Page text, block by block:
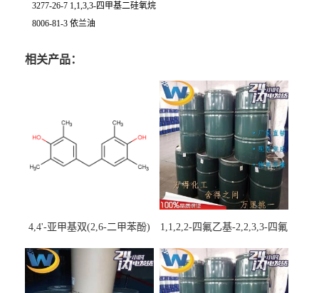
3277-26-7 1,1,3,3-四甲基二硅氧烷
8006-81-3 依兰油
相关产品：
4,4'-亚甲基双(2,6-二甲苯酚)
1,1,2,2-四氟乙基-2,2,3,3-四氟